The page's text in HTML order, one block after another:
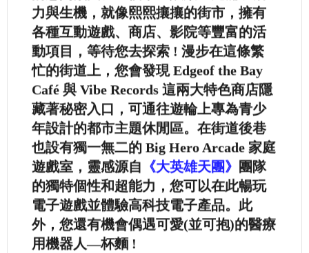
力與生機，就像熙熙攘攘的街市，擁有
各種互動遊戲、商店、影院等豐富的活
動項目，等待您去探索 ! 漫步在這條繁
忙的街道上，您會發現 Edgeof the Bay
Café 與 Vibe Records 這兩大特色商店隱
藏著秘密入口，可通往遊輪上專為青少
年設計的都市主題休閒區。在街道後巷
也設有獨一無二的 Big Hero Arcade 家庭
遊戲室，靈感源自 《大英雄天團》 團隊
的獨特個性和超能力，您可以在此暢玩
電子遊戲並體驗高科技電子產品。此
外，您還有機會偶遇可愛(並可抱)的醫療
用機器人—杯麵 !